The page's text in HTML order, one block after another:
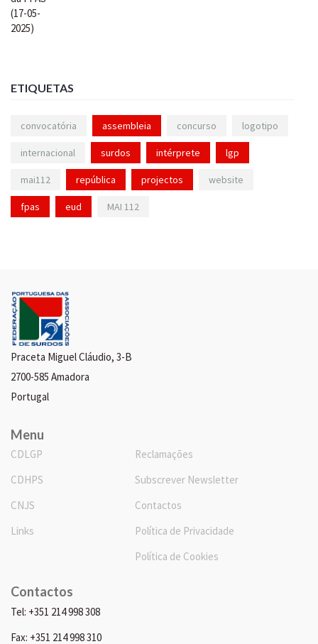
ETIQUETAS
convocatória assembleia concurso logotipo
internacional surdos intérprete lgp
mai112 república projectos website
fpas eud MAI 112
Praceta Miguel Cláudio, 3-B
2700-585 Amadora
Portugal
Menu
CDLGP
CDHPS
CNJS
Links
Reclamações
Subscrever Newsletter
Contactos
Política de Privacidade
Política de Cookies
Contactos
Tel: +351 214 998 308
Fax: +351 214 998 310